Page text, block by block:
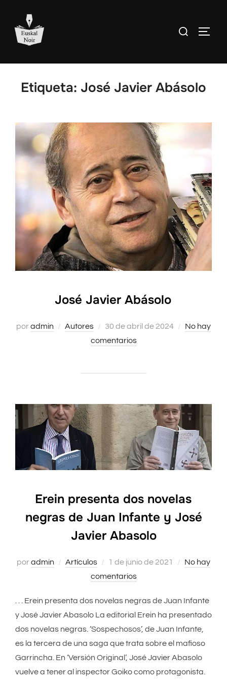
contenido
Buscar:
Etiqueta: José Javier Abásolo
José Javier Abásolo
poradmin Autores
Publicado
el
30 de abril de 2024
No hay
comentarios
Erein presenta dos novelas
negras de Juan Infante y José
Javier Abasolo
poradmin Artículos
Publicado
el
1 de junio de 2021
No hay
comentarios
. . . Erein presenta dos novelas negras de Juan Infante
y José Javier Abasolo La editorial Erein ha presentado
dos novelas negras. ‘Sospechosos’, de Juan Infante,
es la tercera de una saga que trata sobre el mafioso
Garrincha. En ‘Versión Original’, José Javier Abasolo
vuelve a tener al inspector Goiko como protagonista.